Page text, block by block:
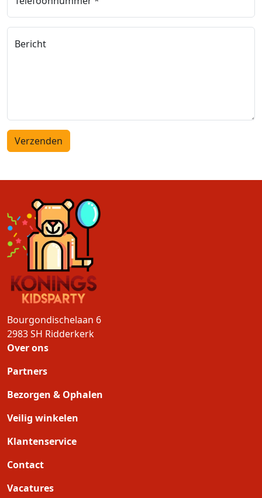
Bericht
Verzenden
Bourgondischelaan 6
2983 SH Ridderkerk
Over ons
Partners
Bezorgen & Ophalen
Veilig winkelen
Klantenservice
Contact
Vacatures